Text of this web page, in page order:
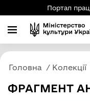
Портал
Головна Колекції
ФРАГМЕНТ